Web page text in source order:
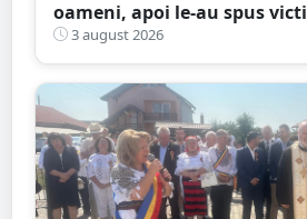
oameni, apoi le-au spus
sunt din... moștenire
3 august 2026